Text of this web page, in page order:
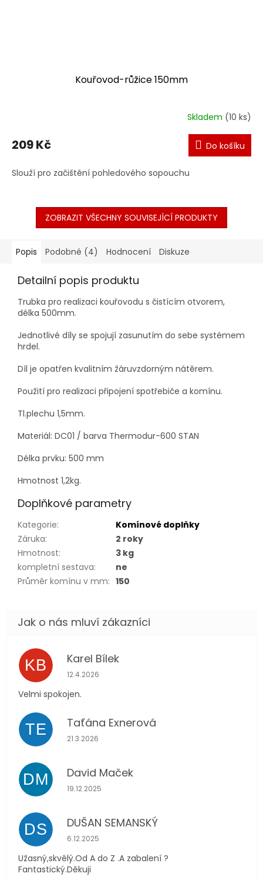
Kouřovod-růžice 150mm
Skladem (10 ks)
209 Kč Do košíku
Slouží pro začištění pohledového sopouchu
ZOBRAZIT VŠECHNY SOUVISEJÍCÍ PRODUKTY
Popis Podobné (4) Hodnocení Diskuze
Detailní popis produktu
Trubka pro realizaci kouřovodu s čistícím otvorem,
délka 500mm.
Jednotlivé díly se spojují zasunutím do sebe systémem
hrdel.
Díl je opatřen kvalitním žáruvzdorným nátěrem.
Použití pro realizaci připojení spotřebiče a komínu.
Tl.plechu 1,5mm.
Materiál: DC01 / barva Thermodur-600 STAN
Délka prvku: 500 mm
Hmotnost 1,2kg.
Doplňkové parametry
Kategorie:
Komínové doplňky
Záruka:
2 roky
Hmotnost:
3 kg
kompletní sestava:
ne
Průměr komínu v mm: 150
KB Karel Bílek
Hodnocení obchodu je 5 z 5 hvězdiček.
12.4.2026
Velmi spokojen.
TE Taťána Exnerová
Hodnocení obchodu je 5 z 5 hvězdiček.
21.3.2026
DM David Maček
Hodnocení obchodu je 5 z 5 hvězdiček.
19.12.2025
DS DUŠAN SEMANSKÝ
Hodnocení obchodu je 5 z 5 hvězdiček.
6.12.2025
Užasný,skvělý.Od A do Z .A zabalení ?
Fantastický.Děkuji